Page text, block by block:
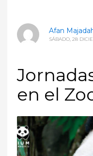
Afan
SÁBADO, 28
en el